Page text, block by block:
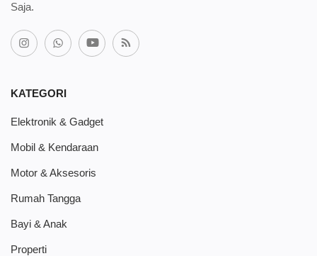
Saja.
KATEGORI
Elektronik & Gadget
Mobil & Kendaraan
Motor & Aksesoris
Rumah Tangga
Bayi & Anak
Properti